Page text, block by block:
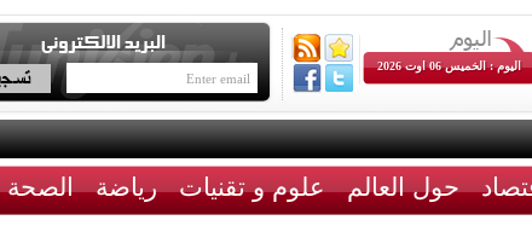
اليوم : الخميس 06 اوت 2026
حول العالم علوم و تقنيات رياضة الصحة